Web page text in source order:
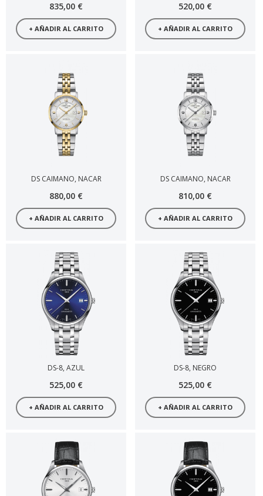
835,00 €
+ AÑADIR AL CARRITO
520,00 €
+ AÑADIR AL CARRITO
DS CAIMANO, NACAR
880,00 €
+ AÑADIR AL CARRITO
DS CAIMANO, NACAR
810,00 €
+ AÑADIR AL CARRITO
DS-8, AZUL
525,00 €
+ AÑADIR AL CARRITO
DS-8, NEGRO
525,00 €
+ AÑADIR AL CARRITO